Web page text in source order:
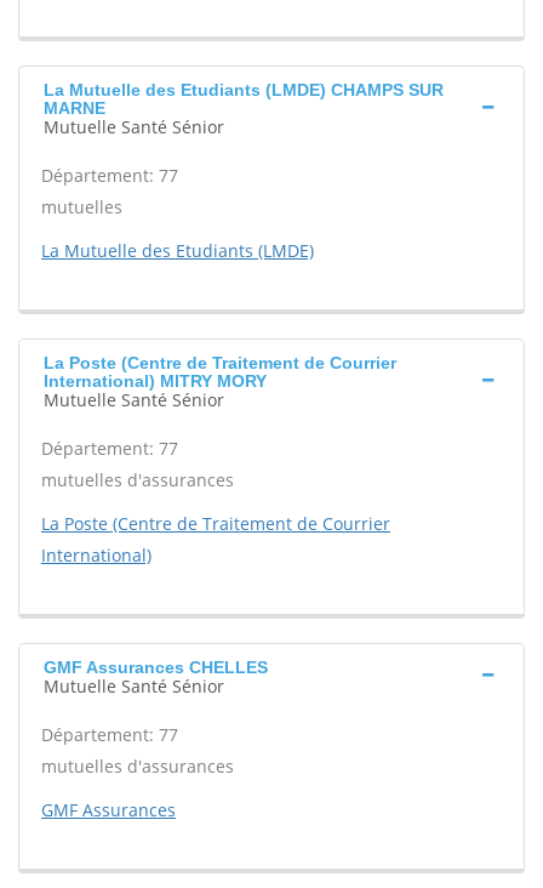
La Mutuelle des Etudiants (LMDE) CHAMPS SUR
MARNE
Mutuelle Santé Sénior
Département: 77
mutuelles
La Mutuelle des Etudiants (LMDE)
La Poste (Centre de Traitement de Courrier
International) MITRY MORY
Mutuelle Santé Sénior
Département: 77
mutuelles d'assurances
La Poste (Centre de Traitement de Courrier
International)
GMF Assurances CHELLES
Mutuelle Santé Sénior
Département: 77
mutuelles d'assurances
GMF Assurances